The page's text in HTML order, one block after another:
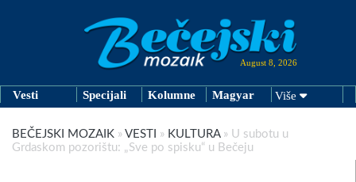
August 8, 2026
Vesti Specijali Kolumne Magyar Više
BEČEJSKI MOZAIK » VESTI » KULTURA» U subotu u
Grdaskom pozorištu: „Sve po spisku“ u Bečeju